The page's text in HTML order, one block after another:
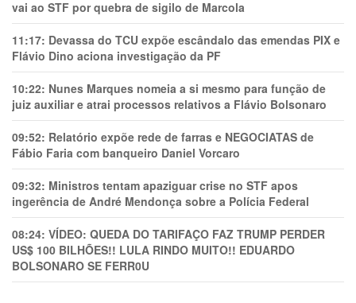
vai ao STF por quebra de sigilo de Marcola
11:17: Devassa do TCU expõe escândalo das emendas PIX e
Flávio Dino aciona investigação da PF
10:22: Nunes Marques nomeia a si mesmo para função de
juiz auxiliar e atrai processos relativos a Flávio Bolsonaro
09:52: Relatório expõe rede de farras e NEGOCIATAS de
Fábio Faria com banqueiro Daniel Vorcaro
09:32: Ministros tentam apaziguar crise no STF apos
ingerência de André Mendonça sobre a Polícia Federal
08:24: VÍDEO: QUEDA DO TARIFAÇO FAZ TRUMP PERDER
US$ 100 BILHÕES!! LULA RINDO MUITO!! EDUARDO
BOLSONARO SE FERR0U